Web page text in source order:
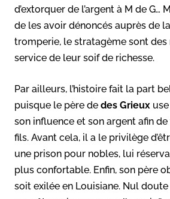
d’extorquer de l’argent à M de G…
de les avoir dénoncés auprès de
tromperie, le stratagème sont des
service de leur soif de richesse.
Par ailleurs, l’histoire fait la part
puisque le père de des Grieux
son influence et son argent afin
fils. Avant cela, il a le privilège
une prison pour nobles, lui
plus confortable. Enfin, son père
soit exilée en Louisiane. Nul